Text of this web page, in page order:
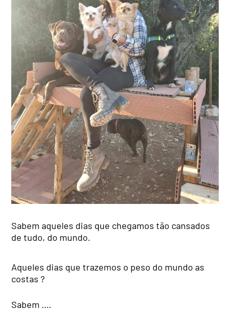
Sabem aqueles dias que chegamos tão cansados
de tudo, do mundo.
Aqueles dias que trazemos o peso do mundo as
costas ?
Sabem ….